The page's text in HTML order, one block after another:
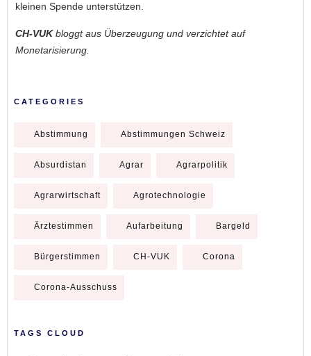
kleinen Spende unterstützen.
CH-VUKbloggt aus Überzeugung und verzichtet auf
Monetarisierung.
CATEGORIES
Abstimmung Abstimmungen Schweiz
Absurdistan Agrar Agrarpolitik
Agrarwirtschaft Agrotechnologie
Ärztestimmen Aufarbeitung Bargeld
Bürgerstimmen CH-VUK Corona
Corona-Ausschuss
TAGS CLOUD